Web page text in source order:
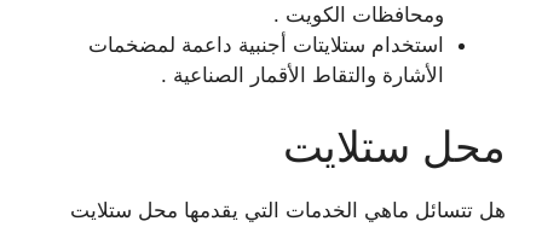
ومحافظات الكويت .
استخدام ستلايتات أجنبية داعمة لمضخمات
الأشارة والتقاط الأقمار الصناعية .
محل ستلايت
هل تتسائل ماهي الخدمات التي يقدمها محل ستلايت